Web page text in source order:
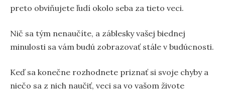
preto obviňujete ľudí okolo seba za tieto veci.
Nič sa tým nenaučíte, a záblesky vašej biednej
minulosti sa vám budú zobrazovať stále v budúcnosti.
Keď sa konečne rozhodnete priznať si svoje chyby a
niečo sa z nich naučiť, veci sa vo vašom živote